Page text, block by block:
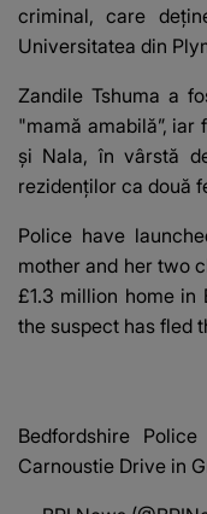
criminal, care
Universitatea din
Zandile Tshuma a
"mamă amabilă”, iar
și Nala, în vârstă
rezidenților ca două
Police have
mother and her two
£1.3 million home in
the suspect has fled
Bedfordshire
Carnoustie Drive in